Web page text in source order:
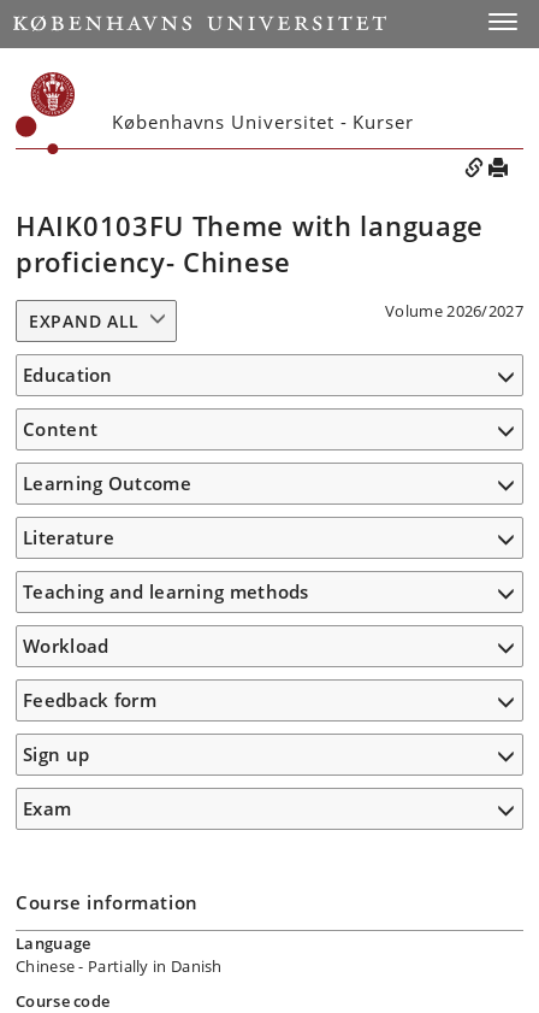
Københavns Universitet - Kurser
HAIK0103FU Theme with language
proficiency- Chinese
Volume 2026/2027
EXPAND ALL
Education
Content
Learning Outcome
Literature
Teaching and learning methods
Workload
Feedback form
Sign up
Exam
Course information
Language
Chinese- Partially in Danish
Course code